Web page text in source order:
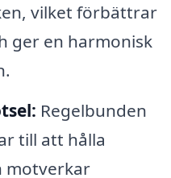
vilket förbättrar
ger en harmonisk
Regelbunden
till att hålla
motverkar